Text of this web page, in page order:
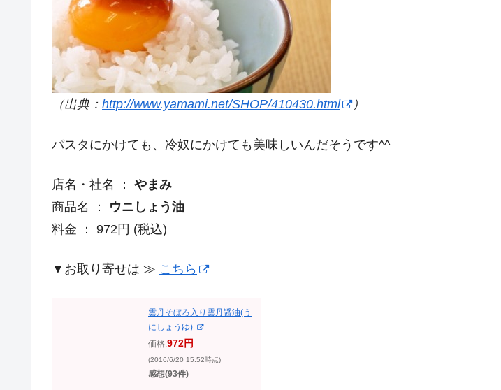
（出典： http://www.yamami.net/SHOP/410430.html ）
パスタにかけても、冷奴にかけても美味しいんだそうです^^
店名・社名 ： やまみ
商品名 ： ウニしょう油
料金 ： 972円 (税込)
▼お取り寄せは ≫ こちら
雲丹そぼろ入り雲丹醤油(う
にしょうゆ)
価格:972円
(2016/6/20 15:52時点)
感想(93件)